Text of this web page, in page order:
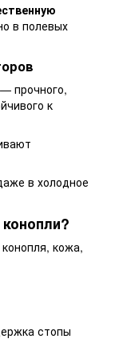
в полевых
— прочного,
к
в холодное
кожа,
стопы